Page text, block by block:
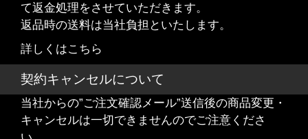
て返金処理をさせていただきます。
返品時の送料は当社負担といたします。
詳しくはこちら
契約キャンセルについて
当社からの”ご注文確認メール”送信後の商品変更・
キャンセルは一切できませんのでご注意くださ